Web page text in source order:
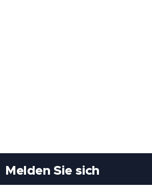
Melden Sie sich